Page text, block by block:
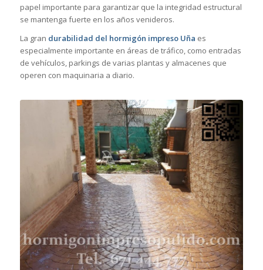
papel importante para garantizar que la integridad estructural
se mantenga fuerte en los años venideros.
La gran durabilidad del hormigón impreso Uña es
especialmente importante en áreas de tráfico, como entradas
de vehículos, parkings de varias plantas y almacenes que
operen con maquinaria a diario.